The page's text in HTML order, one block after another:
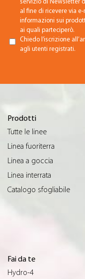
servizio di Newsletter di
al fine di ricevere via
informazioni sui
ai quali parteciperò.
Chiedo l’iscrizione
agli utenti registrati.
Prodotti
Tutte le linee
Linea fuoriterra
Linea a goccia
Linea interrata
Catalogo sfogliabile
Fai da te
Hydro-4